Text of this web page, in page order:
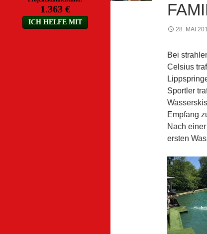
28. MAI
Bei
Celsius
Sportler
Empfang
Nach
ersten